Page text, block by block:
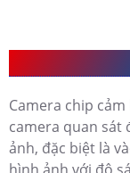
Camera chip
camera quan sát
ảnh, đặc biệt là